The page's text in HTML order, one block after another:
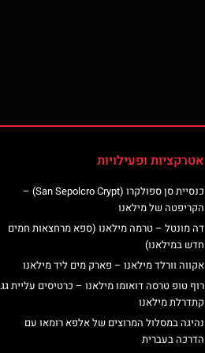
אטרקציות ופעילויות
כנסיית סן ספולקרו (San Sepolcro Crypt) –
הקריפטה של מילאנו
דה מונטל – טרמה מילאנו (ספא מרחצאות חמים
חדש במילאנו)
אקווה וורלד מילאנו – פארק מים ליד מילאנו
רוף טופ טרסה דואומו מילאנו – כרטיסים עליית גג
קתדרלת מילאנו
נהיגה במסלול המרוצים של אלפא רומאו עם
הדרכה בעברית